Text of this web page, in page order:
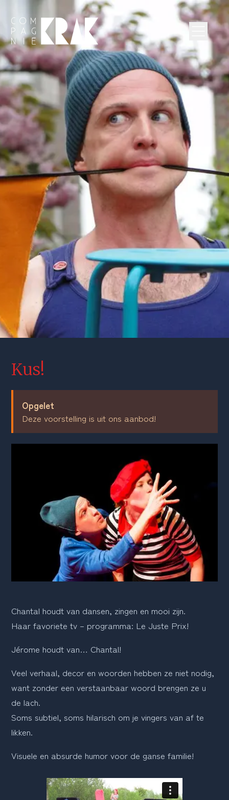
Compagnie Krak
Kus!
Opgelet
Deze voorstelling is uit ons aanbod!
Chantal houdt van dansen, zingen en mooi zijn.
Haar favoriete tv – programma: Le Juste Prix!
Jérome houdt van… Chantal!
Veel verhaal, decor en woorden hebben ze niet nodig,
want zonder een verstaanbaar woord brengen ze u
de lach.
Soms subtiel, soms hilarisch om je vingers van af te
likken.
Visuele en absurde humor voor de ganse familie!